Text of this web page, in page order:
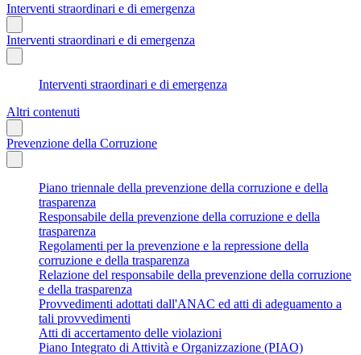
Interventi straordinari e di emergenza
Interventi straordinari e di emergenza
Interventi straordinari e di emergenza
Altri contenuti
Prevenzione della Corruzione
Piano triennale della prevenzione della corruzione e della
trasparenza
Responsabile della prevenzione della corruzione e della
trasparenza
Regolamenti per la prevenzione e la repressione della
corruzione e della trasparenza
Relazione del responsabile della prevenzione della corruzione
e della trasparenza
Provvedimenti adottati dall'ANAC ed atti di adeguamento a
tali provvedimenti
Atti di accertamento delle violazioni
Piano Integrato di Attività e Organizzazione (PIAO)